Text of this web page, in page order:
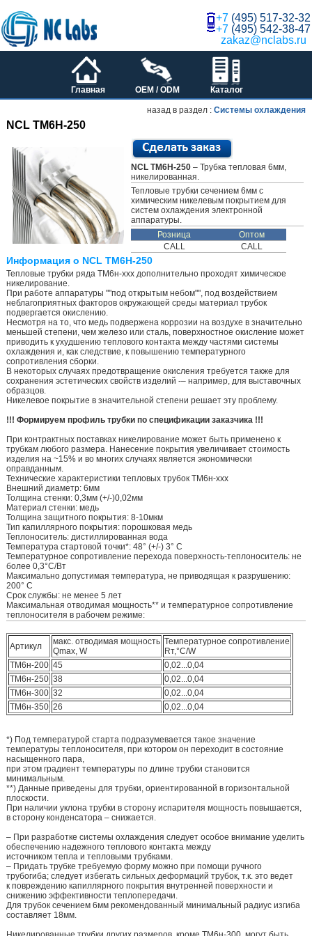
+7 (495) 517-32-32
+7 (495) 542-38-47
zakaz@nclabs.ru
Главная OEM / ODM Каталог
назад в раздел :Системы охлаждения
NCL TM6H-250
NCL TM6H-250– Трубка тепловая 6мм,
никелированная.
Тепловые трубки сечением 6мм с
химическим никелевым покрытием для
систем охлаждения электронной
аппаратуры.
Розница
Оптом
CALL
CALL
Информация о NCL TM6H-250
Тепловые трубки ряда ТМ6н-ххх дополнительно проходят химическое
никелирование.
При работе аппаратуры ""под открытым небом"", под воздействием
неблагоприятных факторов окружающей среды материал трубок
подвергается окислению.
Несмотря на то, что медь подвержена коррозии на воздухе в значительно
меньшей степени, чем железо или сталь, поверхностное окисление может
приводить к ухудшению теплового контакта между частями системы
охлаждения и, как следствие, к повышению температурного
сопротивления сборки.
В некоторых случаях предотвращение окисления требуется также для
сохранения эстетических свойств изделий -– например, для выставочных
образцов.
Никелевое покрытие в значительной степени решает эту проблему.
!!! Формируем профиль трубки по спецификации заказчика !!!
При контрактных поставках никелирование может быть применено к
трубкам любого размера. Нанесение покрытия увеличивает стоимость
изделия на ~15% и во многих случаях является экономически
оправданным.
Технические характеристики тепловых трубок ТМ6н-ххх
Внешний диаметр: 6мм
Толщина стенки: 0,3мм (+/-)0,02мм
Материал стенки: медь
Толщина защитного покрытия: 8-10мкм
Тип капиллярного покрытия: порошковая медь
Теплоноситель: дистиллированная вода
Температура стартовой точки*: 48° (+/-) 3° С
Температурное сопротивление перехода поверхность-теплоноситель: не
более 0,3°С/Вт
Максимально допустимая температура, не приводящая к разрушению:
200° С
Срок службы: не менее 5 лет
Максимальная отводимая мощность** и температурное сопротивление
теплоносителя в рабочем режиме:
Артикул
макс. отводимая мощность
Qmax, W
Температурное сопротивление
Rт,°С/W
ТМ6н-200 45
0,02...0,04
ТМ6н-250 38
0,02...0,04
ТМ6н-300 32
0,02...0,04
ТМ6н-350 26 0,02...0,04
*) Под температурой старта подразумевается такое значение
температуры теплоносителя, при котором он переходит в состояние
насыщенного пара,
при этом градиент температуры по длине трубки становится
минимальным.
**) Данные приведены для трубки, ориентированной в горизонтальной
плоскости.
При наличии уклона трубки в сторону испарителя мощность повышается,
в сторону конденсатора – снижается.
– При разработке системы охлаждения следует особое внимание уделить
обеспечению надежного теплового контакта между
источником тепла и тепловыми трубками.
– Придать трубке требуемую форму можно при помощи ручного
трубогиба; следует избегать сильных деформаций трубок, т.к. это ведет
к повреждению капиллярного покрытия внутренней поверхности и
снижению эффективности теплопередачи.
Для трубок сечением 6мм рекомендованный минимальный радиус изгиба
составляет 18мм.